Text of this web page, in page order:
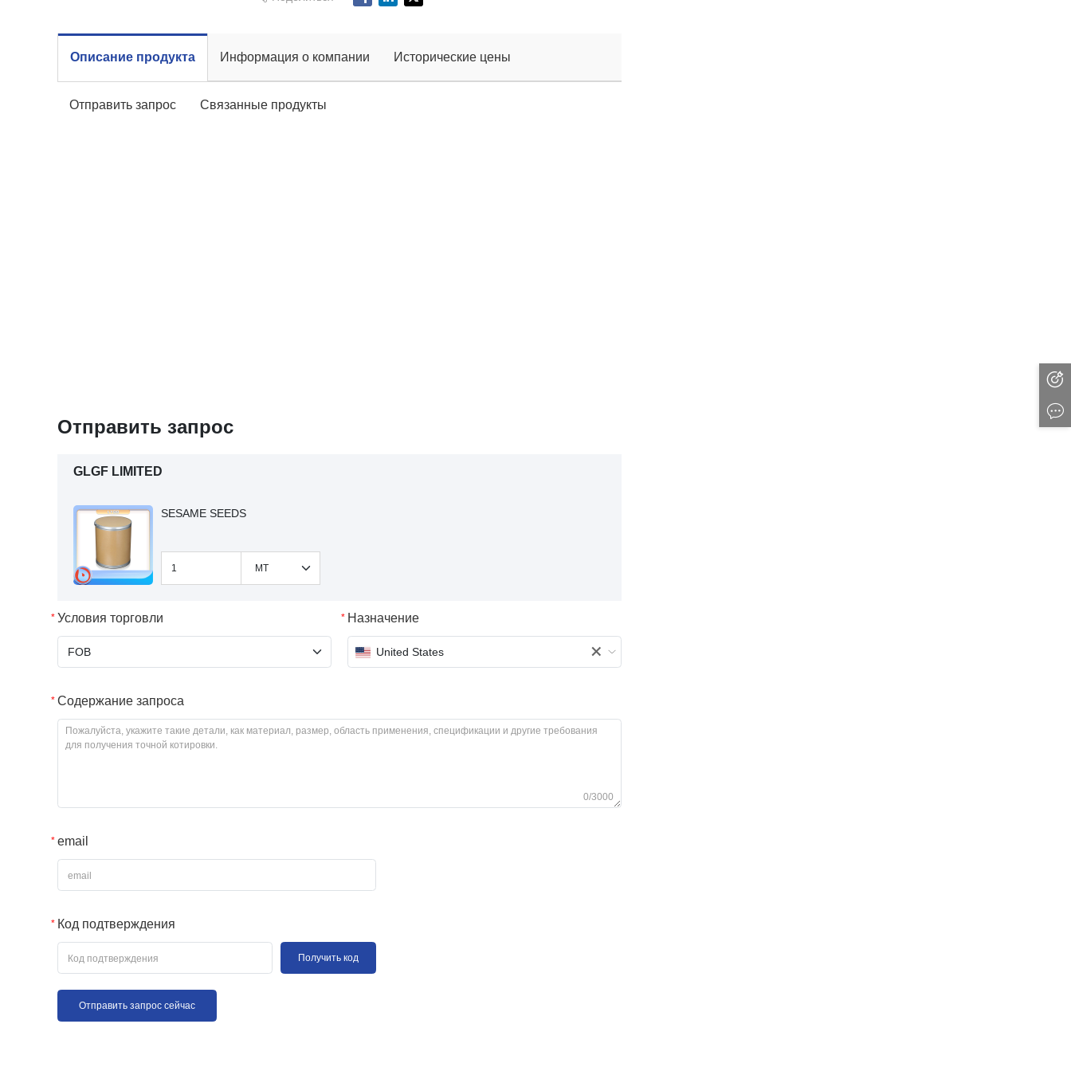
Описание продукта Информация о компании Исторические цены
Отправить запрос Связанные продукты
Отправить запрос
GLGF LIMITED
SESAME SEEDS
Условия торговли Назначение
Содержание запроса
0/3000
email
Код подтверждения
Получить код
Отправить запрос сейчас